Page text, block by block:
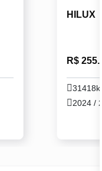
HILUX
R$
2024 /